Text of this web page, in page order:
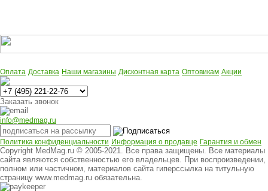
Оплата Доставка Наши магазины Дисконтная карта Оптовикам Акции
Заказать звонок
info@medmag.ru
Политика конфиденциальности Информация о продавце Гарантия и обмен
Copyright MedMag.ru © 2005-2021. Все права защищены. Все материалы
сайта являются собственностью его владельцев. При воспроизведении,
полном или частичном, материалов сайта гиперссылка на титульную
страницу www.medmag.ru обязательна.